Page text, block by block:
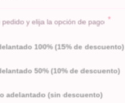
pedido y elija la opción de pago *
100% (15% de descuento)
50% (10% de descuento)
adelantado (sin descuento)